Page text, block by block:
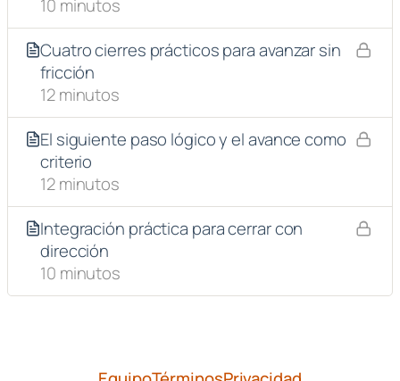
10 minutos
Cuatro cierres prácticos para avanzar sin
fricción
12 minutos
El siguiente paso lógico y el avance como
criterio
12 minutos
Integración práctica para cerrar con
dirección
10 minutos